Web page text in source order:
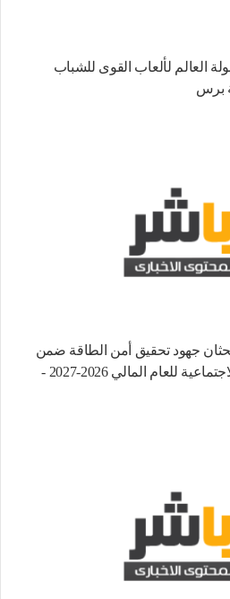
العالم لألعاب القوى للشباب
جهود تحقيق أمن الطاقة ضمن
خطة التنمية الاقتصادية والاجتماعية للعام المالي 2026-2027 -